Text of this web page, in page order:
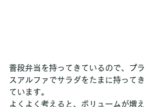
普段弁当を持ってきているので、プラ
スアルファでサラダをたまに持ってき
ています。
よくよく考えると、ボリュームが増え